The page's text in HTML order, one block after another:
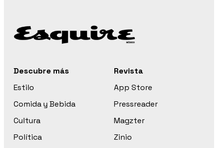
Descubre más
Estilo
Comida y Bebida
Cultura
Política
Revista
App Store
Pressreader
Magzter
Zinio